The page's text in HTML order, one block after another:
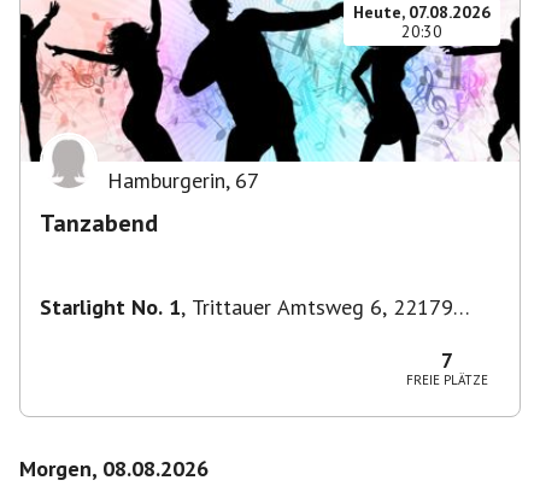
Heute, 07.08.2026
20:30
Hamburgerin, 67
Tanzabend
Starlight No. 1, Trittauer Amtsweg 6, 22179
7
FREIE PLÄTZE
Morgen, 08.08.2026